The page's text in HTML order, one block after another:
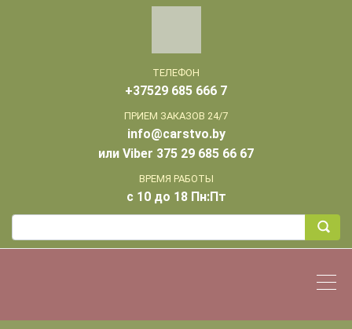
ТЕЛЕФОН
+37529 685 666 7
ПРИЕМ ЗАКАЗОВ 24/7
info@carstvo.by
или Viber 375 29 685 66 67
ВРЕМЯ РАБОТЫ
с 10 до 18 Пн:Пт